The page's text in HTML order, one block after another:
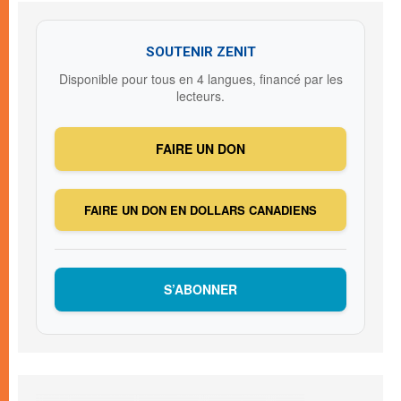
SOUTENIR ZENIT
Disponible pour tous en 4 langues, financé par les
lecteurs.
FAIRE UN DON
FAIRE UN DON EN DOLLARS CANADIENS
S’ABONNER